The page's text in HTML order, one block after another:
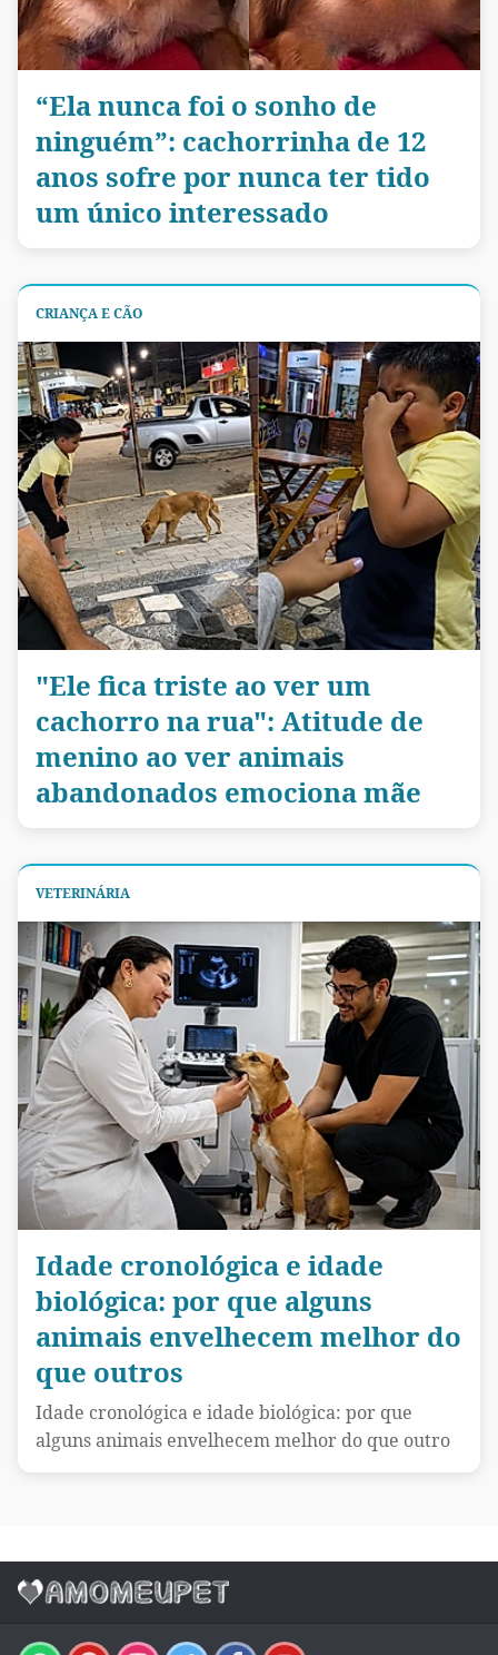
“Ela nunca foi o sonho de
ninguém”: cachorrinha de 12
anos sofre por nunca ter tido
um único interessado
CRIANÇA E CÃO
"Ele fica triste ao ver um
cachorro na rua": Atitude de
menino ao ver animais
abandonados emociona mãe
VETERINÁRIA
Idade cronológica e idade
biológica: por que alguns
animais envelhecem melhor do
que outros
Idade cronológica e idade biológica: por que
alguns animais envelhecem melhor do que outro